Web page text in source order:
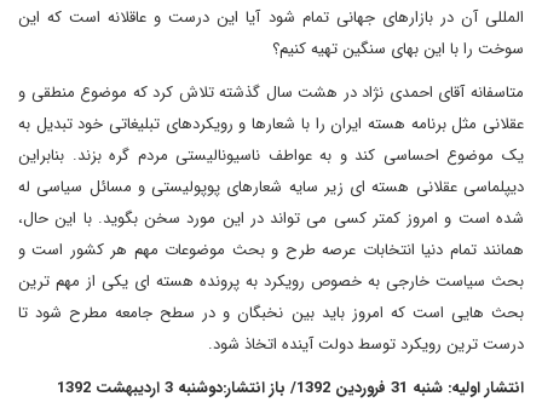
المللی آن در بازارهای جهانی تمام شود آیا این درست و عاقلانه است که این
سوخت را با این بهای سنگین تهیه کنیم؟
متاسفانه آقای احمدی نژاد در هشت سال گذشته تلاش کرد که موضوع منطقی و
عقلانی مثل برنامه هسته ایران را با شعارها و رویکردهای تبلیغاتی خود تبدیل به
یک موضوع احساسی کند و به عواطف ناسیونالیستی مردم گره بزند. بنابراین
دیپلماسی عقلانی هسته ای زیر سایه شعارهای پوپولیستی و مسائل سیاسی له
شده است و امروز کمتر کسی می تواند در این مورد سخن بگوید. با این حال،
همانند تمام دنیا انتخابات عرصه طرح و بحث موضوعات مهم هر کشور است و
بحث سیاست خارجی به خصوص رویکرد به پرونده هسته ای یکی از مهم ترین
بحث هایی است که امروز باید بین نخبگان و در سطح جامعه مطرح شود تا
درست ترین رویکرد توسط دولت آینده اتخاذ شود.
انتشار اولیه: شنبه 31 فروردین 1392/ باز انتشار:دوشنبه 3 اردیبهشت 1392